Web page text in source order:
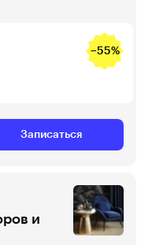
−55%
Записаться
и